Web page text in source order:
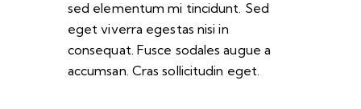
sed elementum mi tincidunt. Sed
eget viverra egestas nisi in
consequat. Fusce sodales augue a
accumsan. Cras sollicitudin eget.